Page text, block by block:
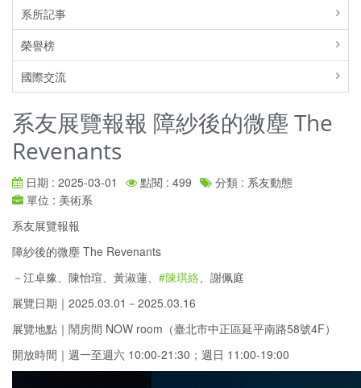
系所記事
榮譽榜
國際交流
系友展覽報報 障紗後的微塵 The
Revenants
日期 : 2025-03-01 點閱 : 499
分類 : 系友動態
單位 : 美術系
系友展覽報報
障紗後的微塵 The Revenants
－​江卓豫、陳怡瑄、黃淑蓮、 #陳琪絡、謝佩庭
展覽日期｜2025.03.01－2025.03.16
展覽地點｜鬧房間 NOW room（臺北市中正區延平南路58號4F）
開放時間｜週一至週六 10:00-21:30；週日 11:00-19:00